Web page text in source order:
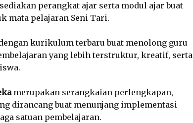
perangkat ajar serta modul ajar buat
mata pelajaran Seni Tari.
kurikulum terbaru buat menolong guru
yang lebih terstruktur, kreatif, serta
merupakan serangkaian perlengkapan,
dirancang buat menunjang implementasi
satuan pembelajaran.